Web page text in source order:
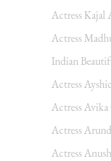
Actress Kajal
Actress
Indian
Actress
Actress
Actress
Actress